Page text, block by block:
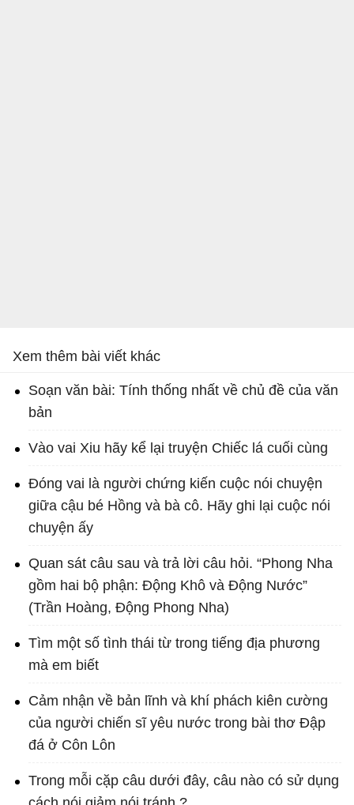
Xem thêm bài viết khác
Soạn văn bài: Tính thống nhất về chủ đề của văn
bản
Vào vai Xiu hãy kể lại truyện Chiếc lá cuối cùng
Đóng vai là người chứng kiến cuộc nói chuyện
giữa cậu bé Hồng và bà cô. Hãy ghi lại cuộc nói
chuyện ấy
Quan sát câu sau và trả lời câu hỏi. “Phong Nha
gồm hai bộ phận: Động Khô và Động Nước”
(Trần Hoàng, Động Phong Nha)
Tìm một số tình thái từ trong tiếng địa phương
mà em biết
Cảm nhận về bản lĩnh và khí phách kiên cường
của người chiến sĩ yêu nước trong bài thơ Đập
đá ở Côn Lôn
Trong mỗi cặp câu dưới đây, câu nào có sử dụng